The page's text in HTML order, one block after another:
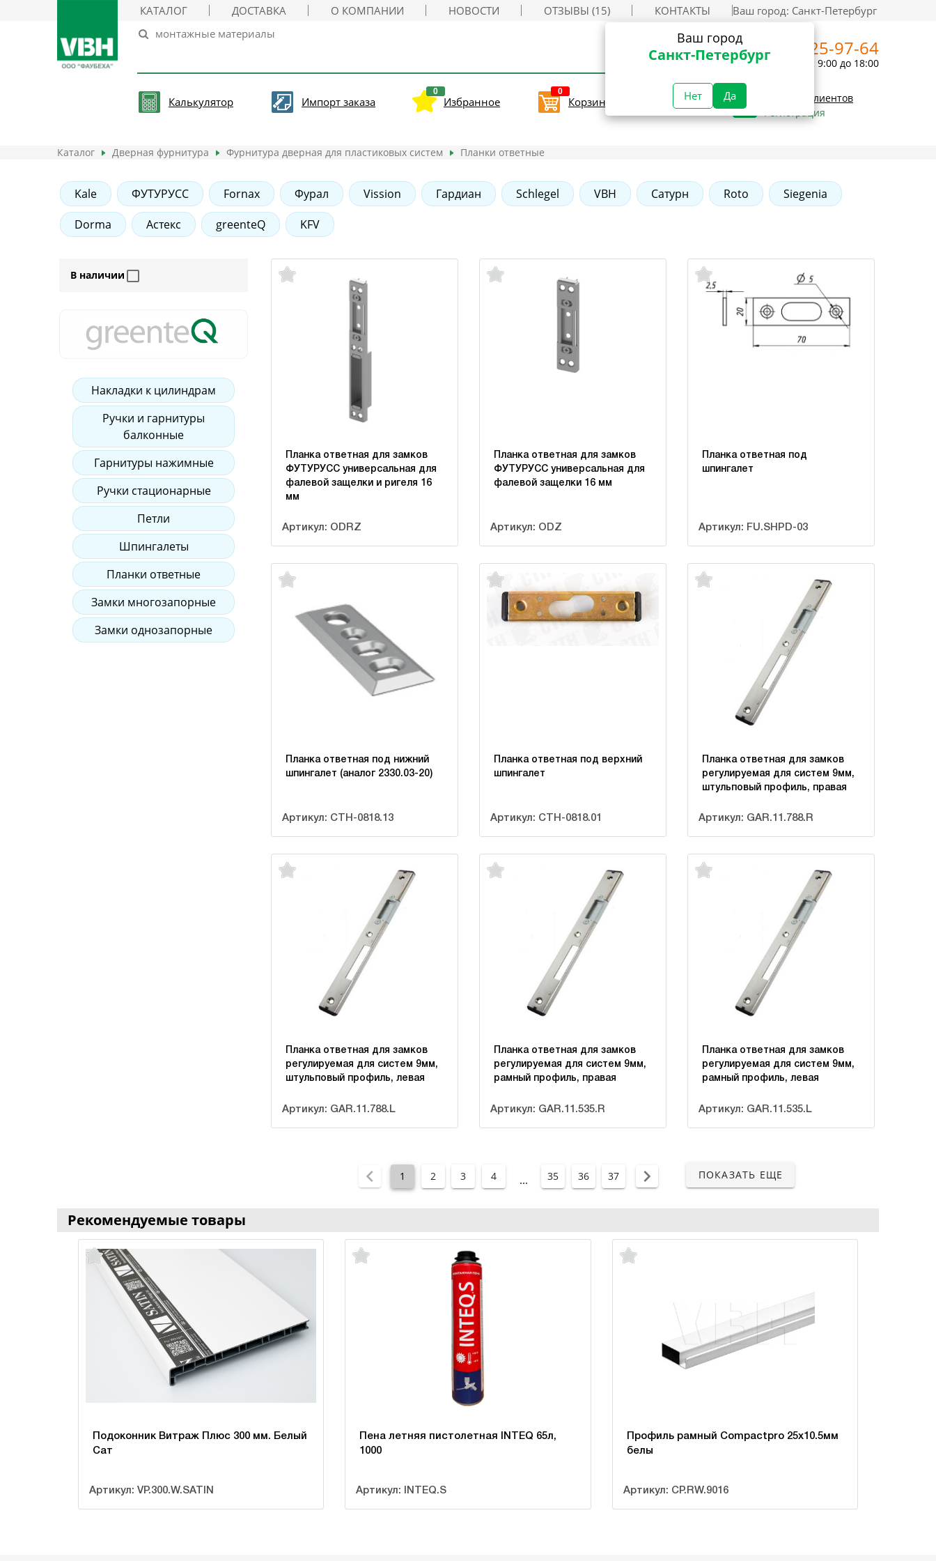
КАТАЛОГ ДОСТАВКА О КОМПАНИИ НОВОСТИ ОТЗЫВЫ (15) КОНТАКТЫ
Калькулятор Импорт заказа
0
Избранное
0
Корзина
Ваш город: Санкт-Петербург
+7 (812) 325-97-64
Пн-Пт с 9:00 до 18:00
Ваш город
Санкт-Петербург
Нет Да
Вход для клиентов
Регистрация
Каталог Дверная фурнитура Фурнитура дверная для пластиковых систем Планки ответные
Kale ФУТУРУСС Fornax Фурал Vission Гардиан Schlegel VBH Сатурн Roto
Siegenia
Dorma
Астекс greenteQ KFV
В наличии
Накладки к цилиндрам
Ручки и гарнитуры
балконные
Гарнитуры нажимные
Ручки стационарные
Петли
Шпингалеты
Планки ответные
Замки многозапорные
Замки однозапорные
Планка ответная для замков
ФУТУРУСС универсальная для
фалевой защелки и ригеля 16
мм
Артикул: ODRZ
Планка ответная для замков
ФУТУРУСС универсальная для
фалевой защелки 16 мм
Артикул: ODZ
Планка ответная под
шпингалет
Артикул: FU.SHPD-03
Планка ответная под нижний
шпингалет (аналог 2330.03-20)
Артикул: CTH-0818.13
Планка ответная под верхний
шпингалет
Артикул: CTH-0818.01
Планка ответная для замков
регулируемая для систем 9мм,
штульповый профиль, правая
Артикул: GAR.11.788.R
Планка ответная для замков
регулируемая для систем 9мм,
штульповый профиль, левая
Артикул: GAR.11.788.L
Планка ответная для замков
регулируемая для систем 9мм,
рамный профиль, правая
Артикул: GAR.11.535.R
Планка ответная для замков
регулируемая для систем 9мм,
рамный профиль, левая
Артикул: GAR.11.535.L
1 2 3 4 ... 35 36 37 ПОКАЗАТЬ ЕЩЕ
Рекомендуемые товары
Подоконник Витраж Плюс 300 мм. Белый
Сат
Артикул: VP.300.W.SATIN
Пена летняя пистолетная INTEQ 65л,
1000
Артикул: INTEQ.S
Профиль рамный Compactpro 25х10.5мм
белы
Артикул: CP.RW.9016